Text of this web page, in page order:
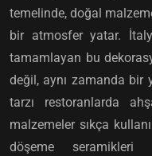
temelinde, doğal
bir atmosfer yatar.
tamamlayan bu
değil, aynı zamanda bir
tarzı restoranlarda
malzemeler sıkça
döşeme